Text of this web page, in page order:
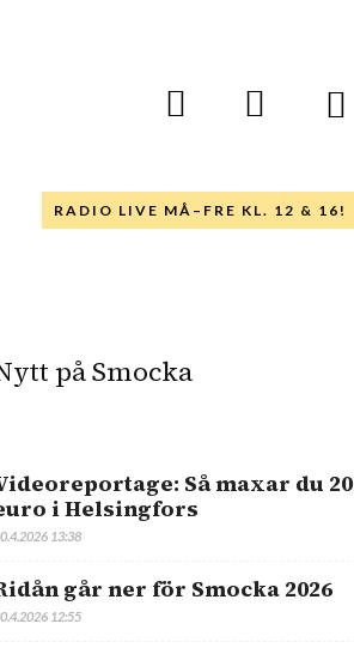
RADIO LIVE MÅ–FRE KL. 12 & 16!
på Smocka
Så maxar du 20
i Helsingfors
13:38
går ner för Smocka 2026
12:55